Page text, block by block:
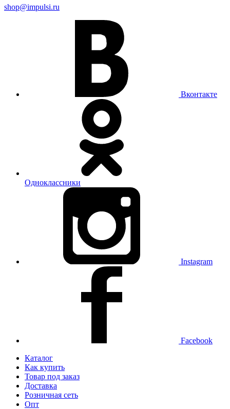
shop@impulsi.ru
Вконтакте
Одноклассники
Instagram
Facebook
Каталог
Как купить
Товар под заказ
Доставка
Розничная сеть
Опт